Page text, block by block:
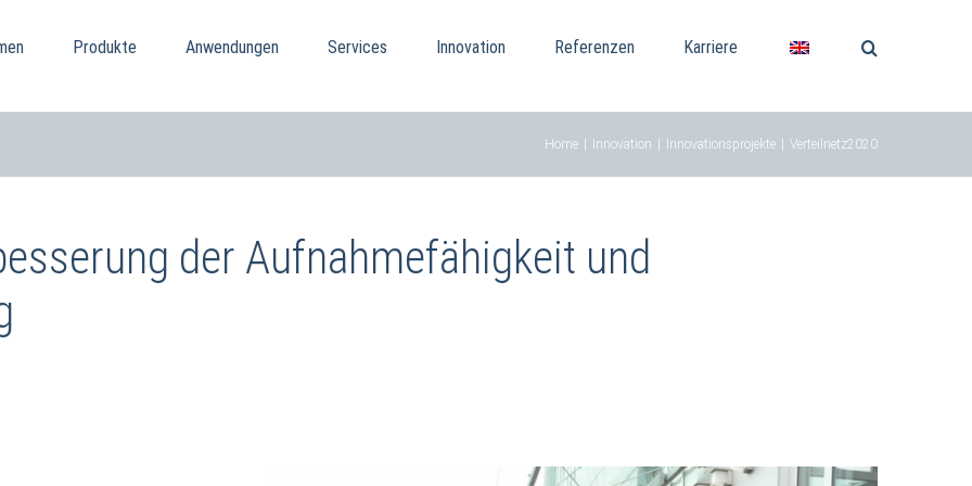
Produkte Anwendungen Services Innovation Referenzen Karriere
Home Innovation Innovationsprojekte Verteilnetz2020
der Aufnahme­fähigkeit und